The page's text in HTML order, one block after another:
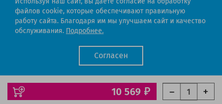
10 569
Регионы РФ
8-800-302-51-53
(звонок бесплатный)
Cartridge.ru 2012-2026. Все права защищены
Мы работаем с порталом поставщиков
файлов cookie, которые обеспечивают правильную
работу сайта. Благодаря им мы улучшаем сайт и качество
обслуживания. Подробнее.
Согласен